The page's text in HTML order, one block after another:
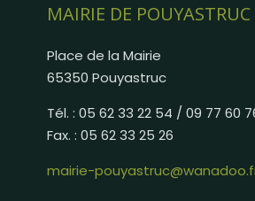
MAIRIE DE POUYASTRUC
Place de la Mairie
65350 Pouyastruc
Tél. : 05 62 33 22 54 / 09 77 60
Fax. : 05 62 33 25 26
mairie-